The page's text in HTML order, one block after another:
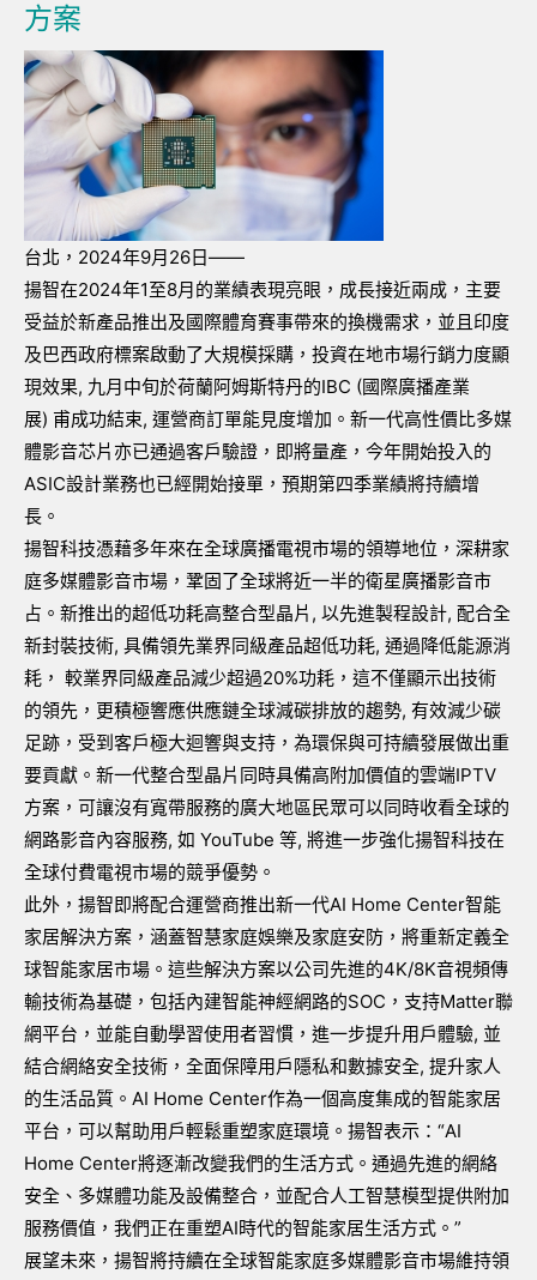
方案
台北， 2024年9月26日——
揚智在2024年1至8月的業績表現亮眼，成長接近兩成，主要
受益於新產品推出及國際體育賽事帶來的換機需求，並且印度
及巴西政府標案啟動了大規模採購，投資在地市場行銷力度顯
現效果, 九月中旬於荷蘭阿姆斯特丹的IBC (國際廣播產業
展) 甫成功結束, 運營商訂單能見度增加。新一代高性價比多媒
體影音芯片亦已通過客戶驗證，即將量產，今年開始投入的
ASIC設計業務也已經開始接單，預期第四季業績將持續增
長。
揚智科技憑藉多年來在全球廣播電視市場的領導地位，深耕家
庭多媒體影音市場，鞏固了全球將近一半的衛星廣播影音市
占。新推出的超低功耗高整合型晶片 , 以先進製程設計, 配合全
新封裝技術, 具備領先業界同級產品超低功耗, 通過降低能源消
耗， 較業界同級產品減少超過20%功耗，這不僅顯示出技術
的領先，更積極響應供應鏈全球減碳排放的趨勢, 有效減少碳
足跡，受到客戶極大迴響與支持，為環保與可持續發展做出重
要貢獻。新一代整合型晶片同時具備高附加價值的雲端IPTV
方案，可讓沒有寬帶服務的廣大地區民眾可以同時收看全球的
網路影音內容服務, 如 YouTube 等, 將進一步強化揚智科技在
全球付費電視市場的競爭優勢。
此外，揚智即將配合運營商推出新一代AI Home Center智能
家居解決方案，涵蓋智慧家庭娛樂及家庭安防，將重新定義全
球智能家居市場。這些解決方案以公司先進的4K/8K音視頻傳
輸技術為基礎，包括內建智能神經網路的SOC ，支持Matter聯
網平台，並能自動學習使用者習慣，進一步提升用戶體驗, 並
結合網絡安全技術，全面保障用戶隱私和數據安全, 提升家人
的生活品質。 AI Home Center作為一個高度集成的智能家居
平台，可以幫助用戶輕鬆重塑家庭環境。揚智表示：“AI
Home Center將逐漸改變我們的生活方式。通過先進的網絡
安全、多媒體功能及設備整合，並配合人工智慧模型提供附加
服務價值，我們正在重塑AI時代的智能家居生活方式。”
展望未來，揚智將持續在全球智能家庭多媒體影音市場維持領